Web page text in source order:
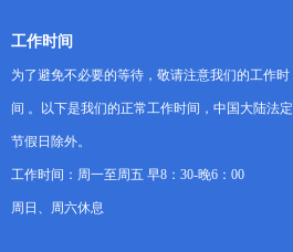
工作时间
为了避免不必要的等待，敬请注意我们的工作时
间 。以下是我们的正常工作时间，中国大陆法定
节假日除外。
工作时间：周一至周五 早8：30-晚6：00
周日、周六休息